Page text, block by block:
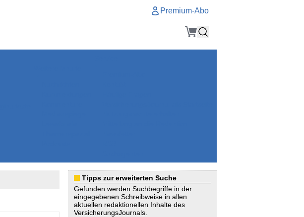
Premium-Abo
Tipps zur erweiterten Suche
Gefunden werden Suchbegriffe in der
eingegebenen Schreibweise in allen
aktuellen redaktionellen Inhalte des
VersicherungsJournals.